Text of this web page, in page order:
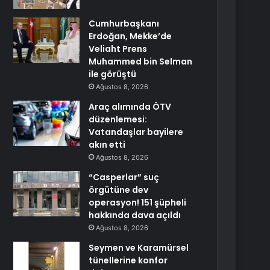
Cumhurbaşkanı
Erdoğan, Mekke’de
Veliaht Prens
Muhammed bin Selman
ile görüştü
Ağustos 8, 2026
Araç alımında ÖTV
düzenlemesi:
Vatandaşlar bayilere
akın etti
Ağustos 8, 2026
“Casperlar” suç
örgütüne dev
operasyon! 151 şüpheli
hakkında dava açıldı
Ağustos 8, 2026
Seymen ve Karamürsel
tünellerine konfor